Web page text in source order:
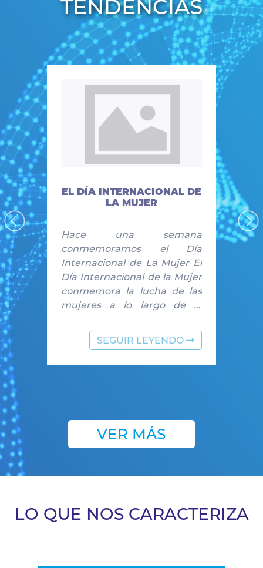
TENDENCIAS
EL DÍA INTERNACIONAL DE
LA MUJER
Hace una semana
conmemoramos el Día
Internacional de La Mujer El
Día Internacional de la Mujer
conmemora la lucha de las
mujeres a lo largo de la
los logros que han alcanzado
en el mundo. No solo eso,
SEGUIR LEYENDO
VER MÁS
LO QUE NOS CARACTERIZA